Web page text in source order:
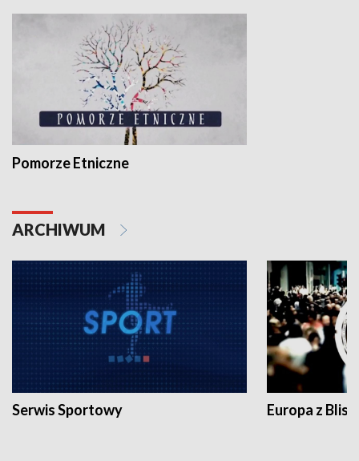
Pomorze Etniczne
ARCHIWUM
Serwis Sportowy Europa z